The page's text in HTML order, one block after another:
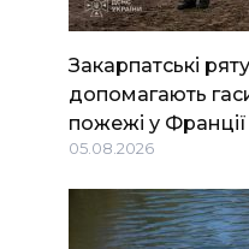
Закарпатські
допомагають
пожежі у Франції
05.08.2026